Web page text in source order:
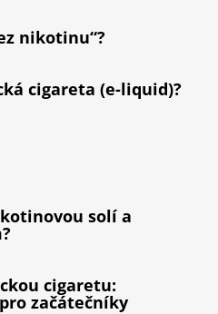
nikotinu“?
cigareta (e-liquid)?
solí a
cigaretu:
začátečníky